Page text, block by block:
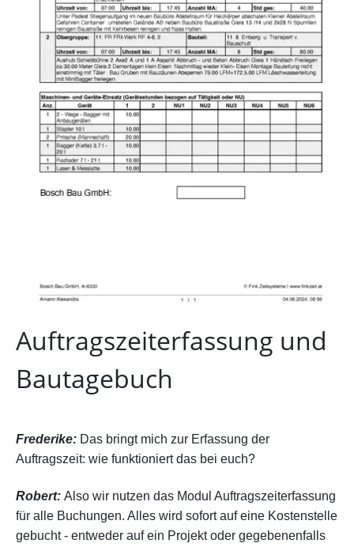
Auftragszeiterfassung und
Bautagebuch
Frederike: Das bringt mich zur Erfassung der
Auftragszeit: wie funktioniert das bei euch?
Robert: Also wir nutzen das Modul Auftragszeiterfassung
für alle Buchungen. Alles wird sofort auf eine Kostenstelle
gebucht - entweder auf ein Projekt oder gegebenenfalls